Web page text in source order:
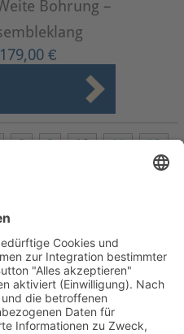
Bohrung –
€
8 9 10 11
12
von 24
Adresse